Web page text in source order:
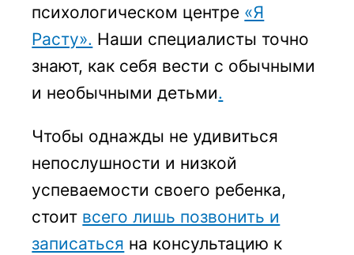
психологическом центре «Я
Расту». Наши специалисты точно
знают, как себя вести с обычными
и необычными детьми.
Чтобы однажды не удивиться
непослушности и низкой
успеваемости своего ребенка,
стоит всего лишь позвонить и
записаться на консультацию к